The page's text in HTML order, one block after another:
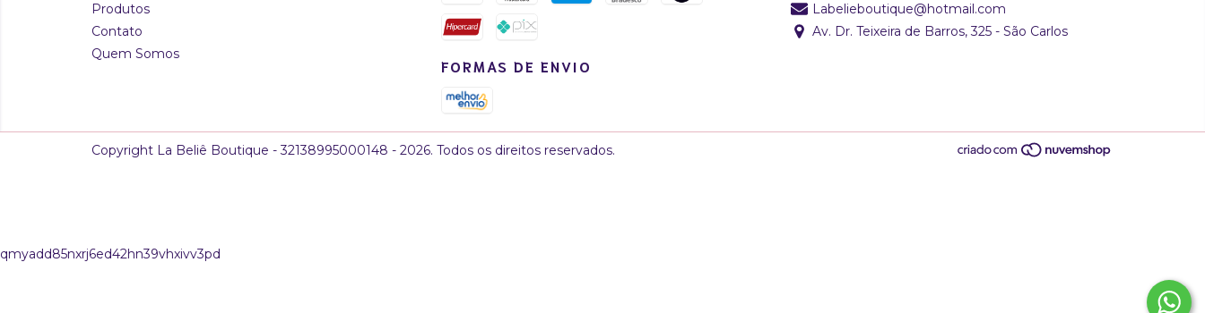
Produtos
Contato
Quem Somos
FORMAS DE ENVIO
Labelieboutique@hotmail.com
Av. Dr. Teixeira de Barros, 325 - São Carlos
Copyright La Beliê Boutique - 32138995000148 - 2026. Todos os direitos reservados.
qmyadd85nxrj6ed42hn39vhxivv3pd